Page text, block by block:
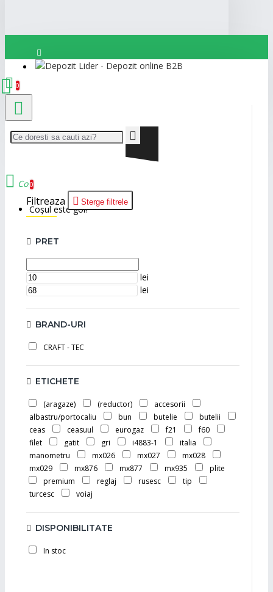
Autentificare
0
Cos0
Coșul este gol!
Filtreaza Sterge filtrele
PRET
lei
lei
BRAND-URI
CRAFT - TEC
ETICHETE
(aragaze) (reductor)
accesorii
albastru/portocaliu
bun butelie
butelii
ceas
ceasuul eurogaz f21
f60
filet
gatit gri i4883-1
italia
manometru
mx026 mx027
mx028
mx029
mx876 mx877 mx935
plite
premium
reglaj rusesc
tip
turcesc
voiaj
DISPONIBILITATE
In stoc